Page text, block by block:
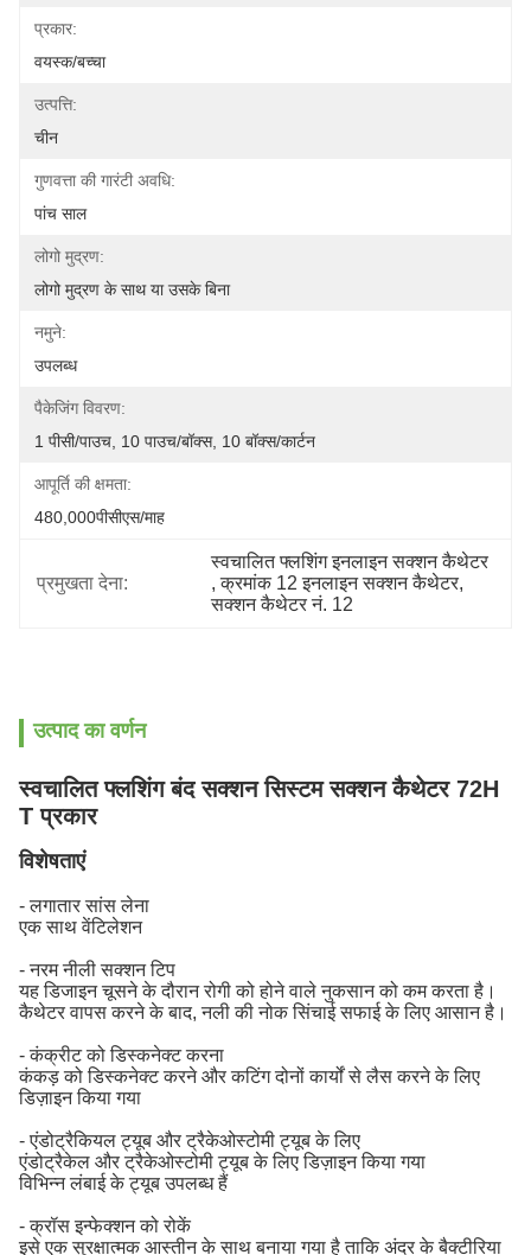
प्रकार:
वयस्क/बच्चा
उत्पत्ति:
चीन
गुणवत्ता की गारंटी अवधि:
पांच साल
लोगो मुद्रण:
लोगो मुद्रण के साथ या उसके बिना
नमुने:
उपलब्ध
पैकेजिंग विवरण:
1 पीसी/पाउच, 10 पाउच/बॉक्स, 10 बॉक्स/कार्टन
आपूर्ति की क्षमता:
480,000पीसीएस/माह
प्रमुखता देना:
स्वचालित फ्लशिंग इनलाइन सक्शन कैथेटर
, क्रमांक 12 इनलाइन सक्शन कैथेटर,
सक्शन कैथेटर नं. 12
उत्पाद का वर्णन
स्वचालित फ्लशिंग बंद सक्शन सिस्टम सक्शन कैथेटर 72H
T प्रकार
विशेषताएं
- लगातार सांस लेना
एक साथ वेंटिलेशन
- नरम नीली सक्शन टिप
यह डिजाइन चूसने के दौरान रोगी को होने वाले नुकसान को कम करता है।
कैथेटर वापस करने के बाद, नली की नोक सिंचाई सफाई के लिए आसान है।
- कंक्रीट को डिस्कनेक्ट करना
कंकड़ को डिस्कनेक्ट करने और कटिंग दोनों कार्यों से लैस करने के लिए
डिज़ाइन किया गया
- एंडोट्रैकियल ट्यूब और ट्रैकेओस्टोमी ट्यूब के लिए
एंडोट्रैकेल और ट्रैकेओस्टोमी ट्यूब के लिए डिज़ाइन किया गया
विभिन्न लंबाई के ट्यूब उपलब्ध हैं
- क्रॉस इन्फेक्शन को रोकें
इसे एक सुरक्षात्मक आस्तीन के साथ बनाया गया है ताकि अंदर के बैक्टीरिया